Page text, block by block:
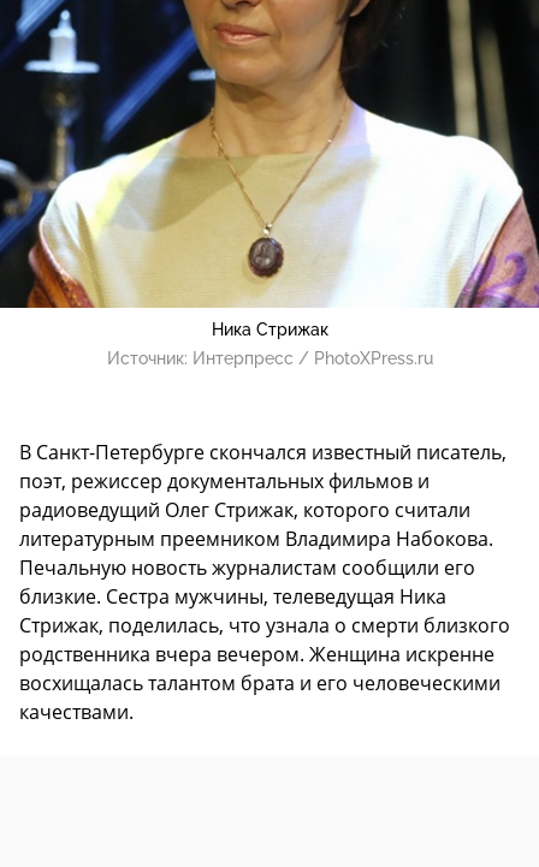
Ника Стрижак
Источник: Интерпресс / PhotoXPress.ru
В Санкт-Петербурге скончался известный писатель,
поэт, режиссер документальных фильмов и
радиоведущий Олег Стрижак, которого считали
литературным преемником Владимира Набокова.
Печальную новость журналистам сообщили его
близкие. Сестра мужчины, телеведущая Ника
Стрижак, поделилась, что узнала о смерти близкого
родственника вчера вечером. Женщина искренне
восхищалась талантом брата и его человеческими
качествами.